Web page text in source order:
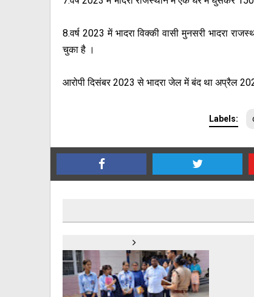
8.वर्ष 2023 में भादरा विक्की वासी मुनसरी भादरा
चुका है ।
आरोपी दिसंबर 2023 से भादरा जेल में बंद था अप्रैल
Labels: